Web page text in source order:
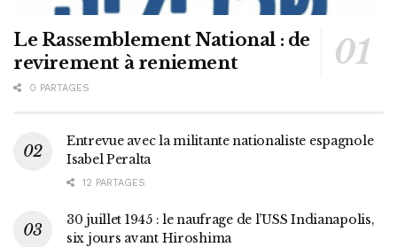
Le Rassemblement National : de
revirement à reniement
0 PARTAGES
Entrevue avec la militante nationaliste espagnole
Isabel Peralta
12 PARTAGES
30 juillet 1945 : le naufrage de l’USS Indianapolis,
six jours avant Hiroshima